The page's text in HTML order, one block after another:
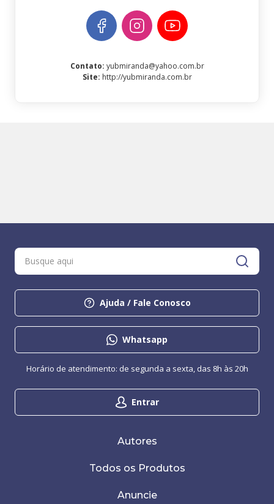
Contato: yubmiranda@yahoo.com.br
Site: http://yubmiranda.com.br
Ajuda / Fale Conosco
Whatsapp
Entrar
Horário de atendimento: de segunda a sexta, das 8h às 20h
Autores
Todos os Produtos
Anuncie